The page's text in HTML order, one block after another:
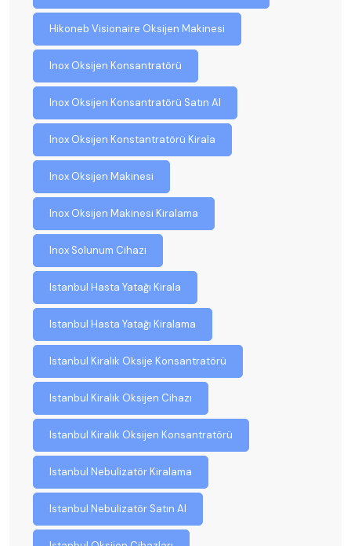
Hikoneb Visionaire Oksijen Makinesi
Inox Oksijen Konsantratörü
Inox Oksijen Konsantratörü Satın Al
Inox Oksijen Konstantratörü Kirala
Inox Oksijen Makinesi
Inox Oksijen Makinesi Kiralama
Inox Solunum Cihazı
Istanbul Hasta Yatağı Kirala
Istanbul Hasta Yatağı Kiralama
Istanbul Kiralık Oksije Konsantratörü
Istanbul Kiralık Oksijen Cihazı
Istanbul Kiralık Oksijen Konsantratörü
Istanbul Nebulizatör Kiralama
Istanbul Nebulizatör Satın Al